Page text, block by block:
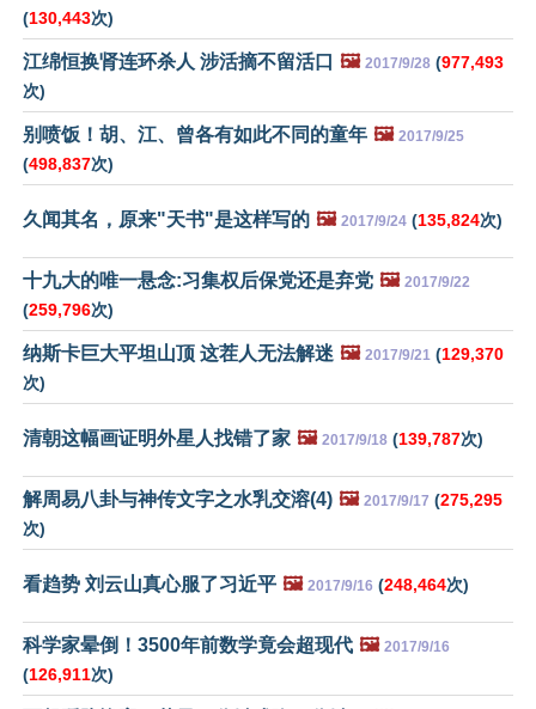
(130,443次)
江绵恒换肾连环杀人 涉活摘不留活口 🖼️ 2017/9/28 (977,493
次)
别喷饭！胡、江、曾各有如此不同的童年 🖼️ 2017/9/25
(498,837次)
久闻其名，原来"天书"是这样写的 🖼️ 2017/9/24 (135,824次)
十九大的唯一悬念:习集权后保党还是弃党 🖼️ 2017/9/22
(259,796次)
纳斯卡巨大平坦山顶 这茬人无法解迷 🖼️ 2017/9/21 (129,370
次)
清朝这幅画证明外星人找错了家 🖼️ 2017/9/18 (139,787次)
解周易八卦与神传文字之水乳交溶(4) 🖼️ 2017/9/17 (275,295
次)
看趋势 刘云山真心服了习近平 🖼️ 2017/9/16 (248,464次)
科学家晕倒！3500年前数学竟会超现代 🖼️ 2017/9/16
(126,911次)